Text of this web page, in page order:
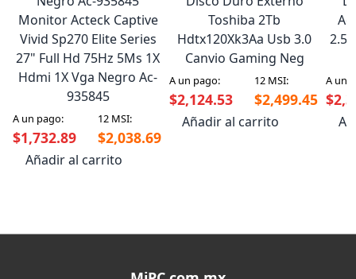
Monitor Acteck Captive
Vivid Sp270 Elite Series
27" Full Hd 75Hz 5Ms 1X
Hdmi 1X Vga Negro Ac-
935845
A un pago: 12 MSI:
$1,732.89 $2,038.69
Añadir al carrito
Toshiba 2Tb
Hdtx120Xk3Aa Usb 3.0
Canvio Gaming Neg
A un pago: 12 MSI:
$2,124.53 $2,499.45
Añadir al carrito
2.5"
A un